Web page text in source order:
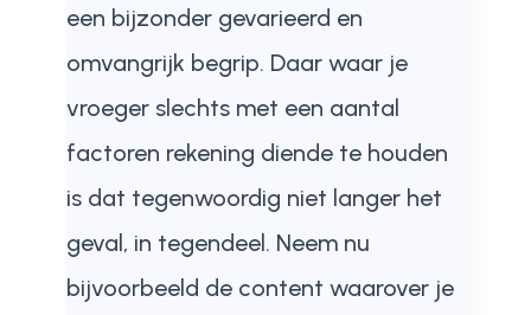
een bijzonder gevarieerd en
omvangrijk begrip. Daar waar je
vroeger slechts met een aantal
factoren rekening diende te houden
is dat tegenwoordig niet langer het
geval, in tegendeel. Neem nu
bijvoorbeeld de content waarover je